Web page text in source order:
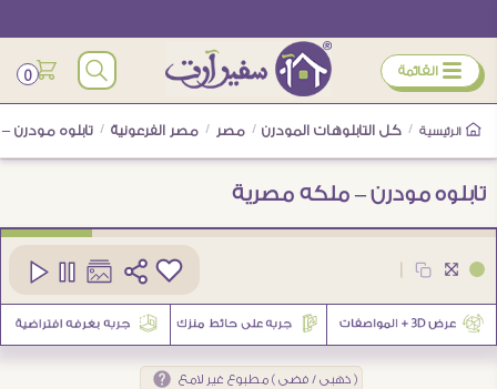
ÿ القائمة 0
الرئيسية / كل التابلوهات المودرن / مصر / مصر الفرعونية / تابلوه مودرن
تابلوه مودرن – ملكه مصرية
( ذهبى / فضى ) مطبوع غير لامع